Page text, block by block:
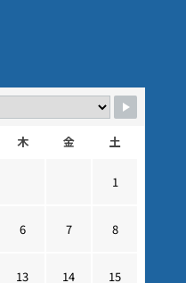
木 金 土
1
6 7 8
13 14 15